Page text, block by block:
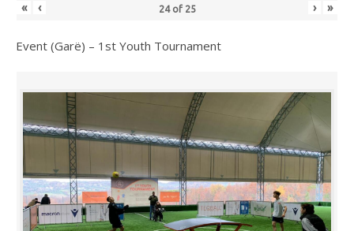
« ‹ 24of 25 › »
Event (Garë) – 1st Youth Tournament